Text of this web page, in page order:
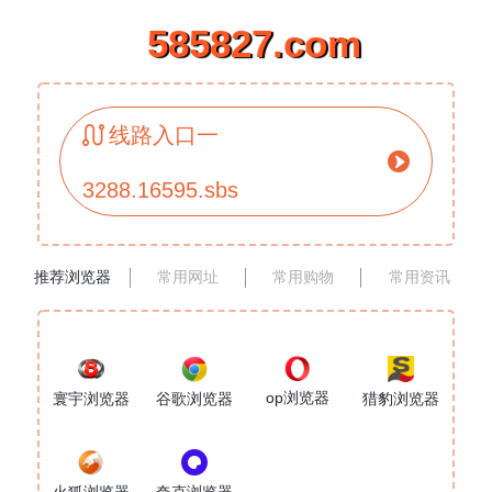
585827.com
线路入口一
3288.16595.sbs
推荐浏览器 常用网址 常用购物 常用资讯
寰宇浏览器 谷歌浏览器 op浏览器 猎豹浏览器